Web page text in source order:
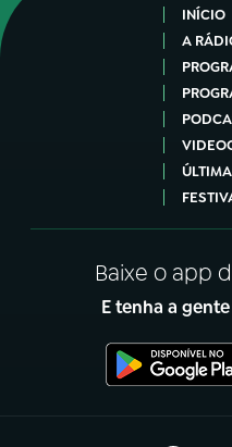
INÍCIO
A
Baixe o app
E tenha a